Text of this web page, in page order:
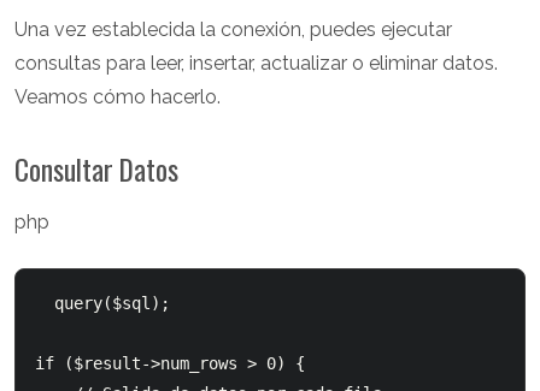
Una vez establecida la conexión, puedes ejecutar
consultas para leer, insertar, actualizar o eliminar datos.
Veamos cómo hacerlo.
Consultar Datos
php
query($sql);
if ($result->num_rows > 0) {